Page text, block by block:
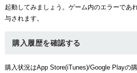
起動してみましょう。ゲーム内のエラーであ
与されます。
購入履歴を確認する
購入状況はApp Store(iTunes)/Google Playの